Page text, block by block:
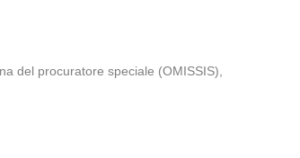
del procuratore speciale (OMISSIS),